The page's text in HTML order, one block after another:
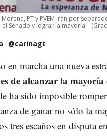
Morena, PT y PVEM irán por
el Senado y lograr la mayoría.
@carinagt
en marcha una nueva
de alcanzar la
ha sido imposible
de ganar no sólo la
tres escaños en disputa